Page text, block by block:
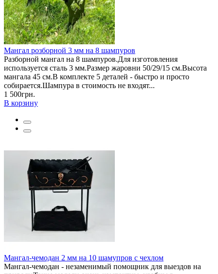
Мангал розборной 3 мм на 8 шампуров
Разборной мангал на 8 шампуров.Для изготовления
используется сталь 3 мм.Размер жаровни 50/29/15 см.Высота
мангала 45 см.В комплекте 5 деталей - быстро и просто
собирается.Шампура в стоимость не входят...
1 500грн.
В корзину
Мангал-чемодан 2 мм на 10 шамупров с чехлом
Мангал-чемодан - незаменимый помощник для выездов на